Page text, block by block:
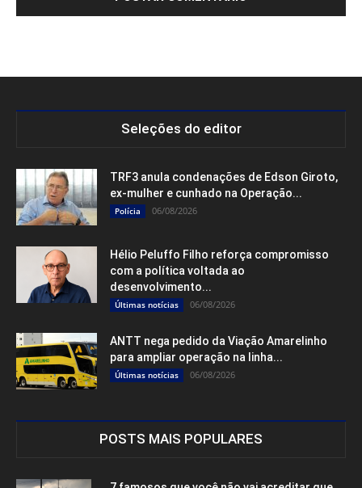
Seleções do editor
TRF3 anula condenações de Edson Giroto,
ex-mulher e cunhado na Operação...
Polícia 06/08/2026
Hélio Peluffo Filho reforça compromisso
com a política voltada ao
desenvolvimento...
Últimas notícias 06/08/2026
ANTT nega pedido da Viação Amarelinho
para ampliar operação na linha...
Últimas notícias 06/08/2026
POSTS MAIS POPULARES